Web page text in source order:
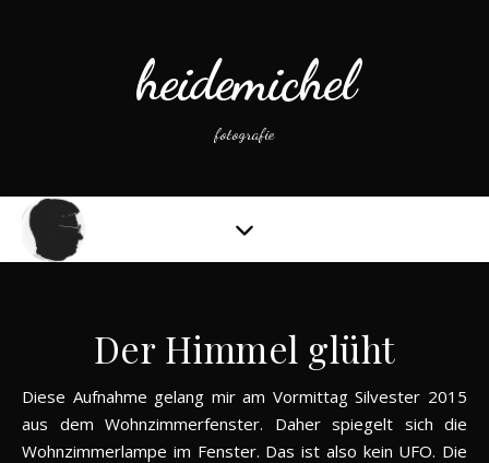
heidemichel
fotografie
Der Himmel glüht
Diese Aufnahme gelang mir am Vormittag Silvester 2015
aus dem Wohnzimmerfenster. Daher spiegelt sich die
Wohnzimmerlampe im Fenster. Das ist also kein UFO. Die